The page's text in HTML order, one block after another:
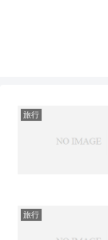
旅行
旅行